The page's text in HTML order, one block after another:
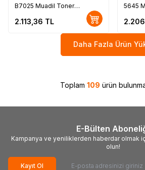
B7025 Muadil Toner
2.113,36 TL
5645
Daha Fazla Ürün
Toplam 109 ürün
E-Bülten
Kampanya ve yeniliklerden haberdar olmak
olun!
Kayıt Ol